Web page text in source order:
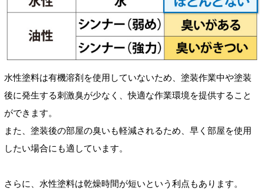
水性塗料は有機溶剤を使用していないため、塗装作業中や塗装
後に発生する刺激臭が少なく、快適な作業環境を提供すること
ができます。
また、塗装後の部屋の臭いも軽減されるため、早く部屋を使用
したい場合にも適しています。
さらに、水性塗料は乾燥時間が短いという利点もあります。